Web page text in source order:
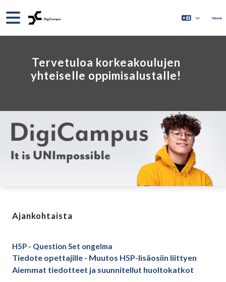
Sivupaneeli Kirjaudu
Tervetuloa korkeakoulujen
yhteiselle oppimisalustalle!
Ajankohtaista
H5P - Question Set ongelma
Tiedote opettajille - Muutos H5P-lisäosiin liittyen
Aiemmat tiedotteet ja suunnitellut huoltokatkot